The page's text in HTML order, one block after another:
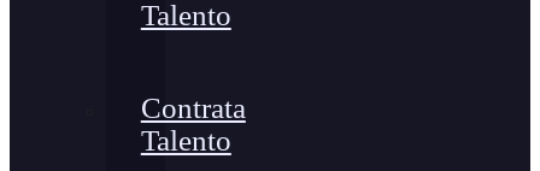
Talento
Contrata
Talento